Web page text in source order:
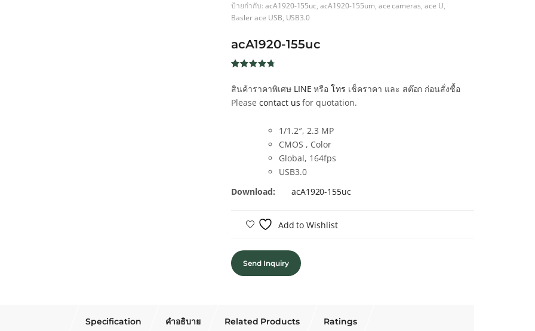
ป้ายกำกับ: acA1920-155uc ,acA1920-155um ace cameras ,ace U
Basler ace USB USB3.0
acA1920-155uc
4.7 จาก
5 คะแนน
เต็มบน
สินค้าราคาพิเศษ LINE หรือโทร เช็คราคา และ สต๊อก ก่อนสั่งซื้อ
Please contact us for quotation.
1/1.2″, 2.3 MP
CMOS , Color
Global, 164fps
USB3.0
Download:
acA1920-155uc
Add to Wishlist
Send Inquiry
Specification คำอธิบาย Related Products Ratings